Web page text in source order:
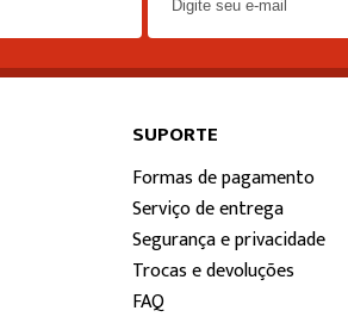
SUPORTE
Formas de pagamento
Serviço de entrega
Segurança e privacidade
Trocas e devoluções
FAQ